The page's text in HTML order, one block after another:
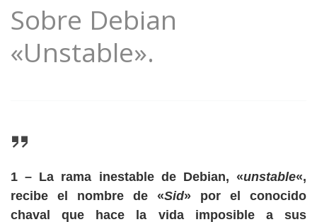
Sobre Debian
«Unstable».
1 – La rama inestable de Debian, «unstable«,
recibe el nombre de «Sid» por el conocido
chaval que hace la vida imposible a sus